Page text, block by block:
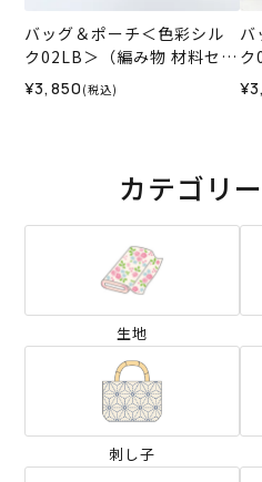
バッグ＆ポーチ＜色彩シル
ク02LB＞（編み物 材料セッ
ト）
¥3,850 (税込)
バ
ク
ト
カテゴリ
生地
刺し子